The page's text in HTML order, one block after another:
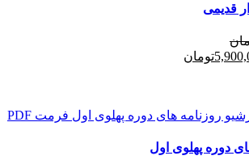
قدیمی
تومان
دوره پهلوی اول